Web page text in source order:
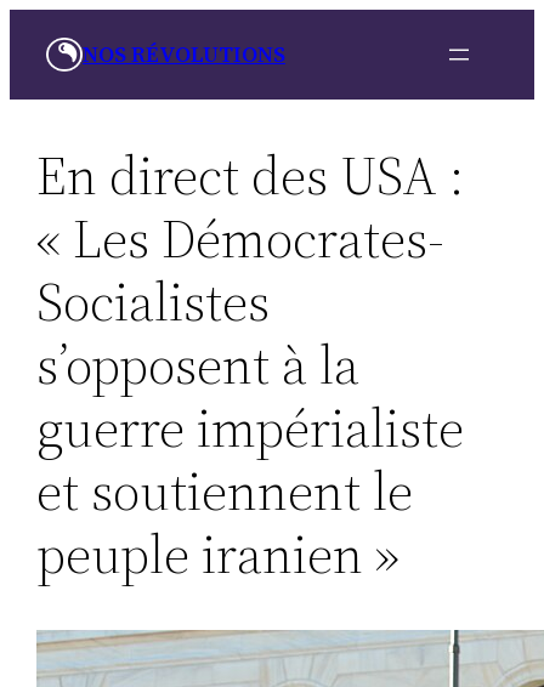
NOS RÉVOLUTIONS
En direct des USA :
« Les Démocrates-
Socialistes
s’opposent à la
guerre impérialiste
et soutiennent le
peuple iranien »